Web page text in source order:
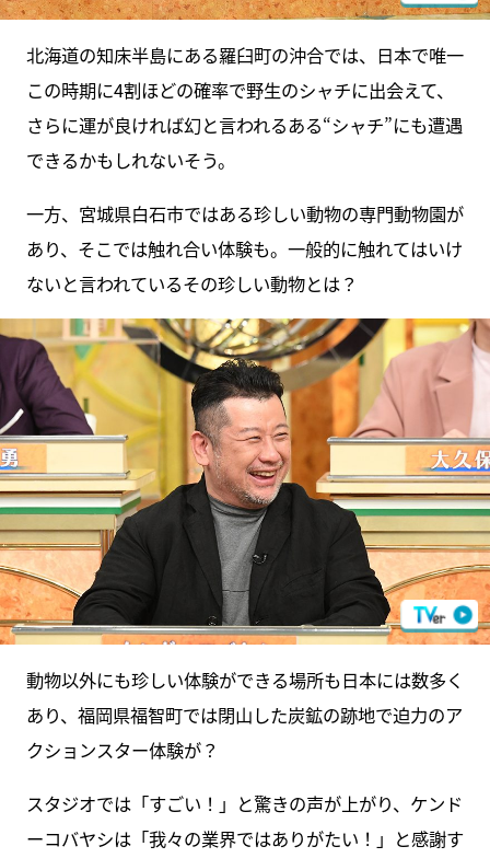
北海道の知床半島にある羅臼町の沖合では、日本で唯一
この時期に4割ほどの確率で野生のシャチに出会えて、
さらに運が良ければ幻と言われるある“シャチ”にも遭遇
できるかもしれないそう。
一方、宮城県白石市ではある珍しい動物の専門動物園が
あり、そこでは触れ合い体験も。一般的に触れてはいけ
ないと言われているその珍しい動物とは？
動物以外にも珍しい体験ができる場所も日本には数多く
あり、福岡県福智町では閉山した炭鉱の跡地で迫力のア
クションスター体験が？
スタジオでは「すごい！」と驚きの声が上がり、ケンド
ーコバヤシは「我々の業界ではありがたい！」と感謝す